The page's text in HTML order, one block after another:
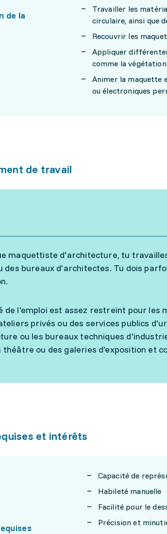
de la
Travailler les
circulaire, ainsi que
Recouvrir les
Appliquer
comme la
Animer la maquette
ou électroniques
de travail
maquettiste d'architecture, tu
des bureaux d'architectes. Tu dois
de l'emploi est assez restreint pour
privés ou des services publics
ou les bureaux techniques
théâtre ou des galeries d'exposition et
et intérêts
Capacité de
Habileté manuelle
Facilité pour le
Précision et